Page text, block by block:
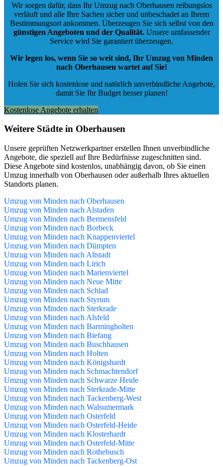
Wir sorgen dafür, dass Ihr Umzug nach Oberhausen reibungslos
verläuft und alle Ihre Sachen sicher und unbeschadet an Ihrem
Bestimmungsort ankommen. Überzeugen Sie sich selbst von den
günstigen Angeboten und der Qualität.Unsere umfassender
Service wird Sie garantiert überzeugen.
Wir legen los, wenn Sie so weit sind, Ihr Umzug von Minden
nach Oberhausen wartet auf Sie!
Holen Sie sich kostenlose und natürlich unverbindliche Angebote,
damit Sie Ihr Budget besser planen!
Kostenlose Angebote erhalten
Weitere Städte in Oberhausen
Unsere geprüften Netzwerkpartner erstellen Ihnen unverbindliche
Angebote, die speziell auf Ihre Bedürfnisse zugeschnitten sind.
Diese Angebote sind kostenlos, unabhängig davon, ob Sie einen
Umzug innerhalb von Oberhausen oder außerhalb Ihres aktuellen
Standorts planen.
Umzug von Minden nach Oberhausen
Umzug von Minden nach Alstaden
Umzug von Minden nach Bermensfeld
Umzug von Minden nach Borbeck
Umzug von Minden nach Knappenviertel
Umzug von Minden nach Dümpten
Umzug von Minden nach Altstadt
Umzug von Minden nach Lirich
Umzug von Minden nach Marienviertel
Umzug von Minden nach Neue Mitte
Umzug von Minden nach Schlad
Umzug von Minden nach Styrum
Umzug von Minden nach Sterkrade
Umzug von Minden nach Alsfeld
Umzug von Minden nach Barmingholten
Umzug von Minden nach Biefang
Umzug von Minden nach Buschhausen
Umzug von Minden nach Holten
Umzug von Minden nach Königshardt
Umzug von Minden nach Schmachtendorf
Umzug von Minden nach Schwarze Heide
Umzug von Minden nach Sterkrade-Mitte
Umzug von Minden nach Tackenberg-West
Umzug von Minden nach Walsumermark
Umzug von Minden nach Osterfeld
Umzug von Minden nach Osterfeld-Heide
Umzug von Minden nach Klosterhardt
Umzug von Minden nach Osterfeld-Mitte
Umzug von Minden nach Rothebusch
Umzug von Minden nach Tackenberg-Ost